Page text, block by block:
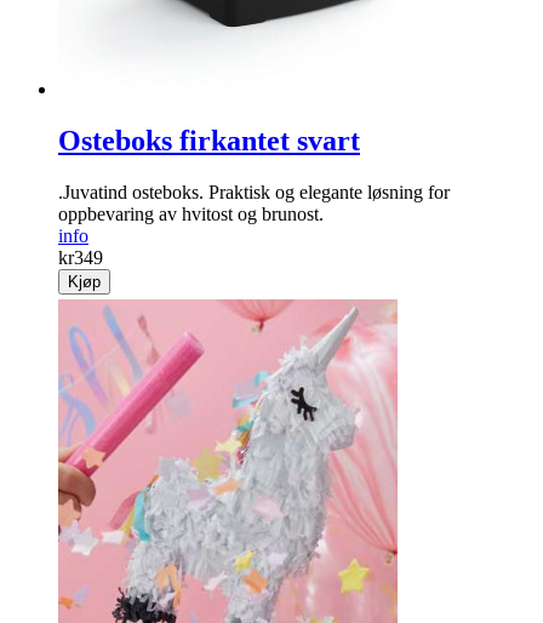
Osteboks firkantet svart
.Juvatind osteboks. Praktisk og elegante løsning for
oppbevaring av hvitost og brunost.
info
kr349
Kjøp